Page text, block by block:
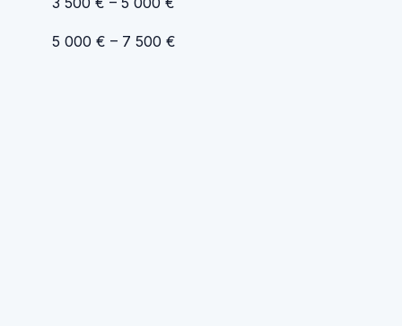
5 000 € – 7 500 €